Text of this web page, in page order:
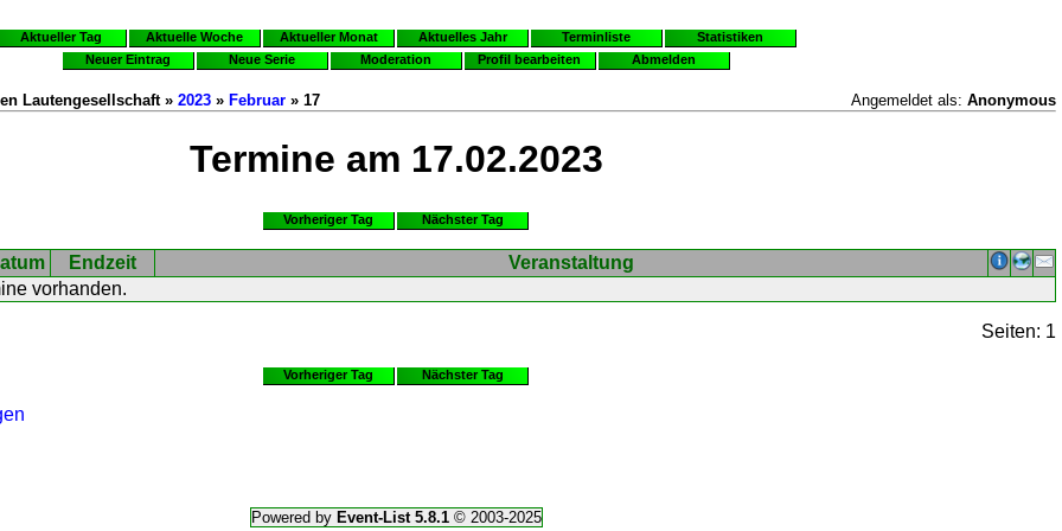
Aktueller Tag Aktuelle Woche Aktueller Monat Aktuelles Jahr Terminliste
Statistiken
Neuer Eintrag
Neue Serie Moderation Profil bearbeiten Abmelden
Lautengesellschaft » 2023 » Februar » 17 Angemeldet als: Anonymous
Termine am 17.02.2023
Vorheriger Tag Nächster Tag
Endzeit
Veranstaltung
vorhanden.
Seiten: 1
Vorheriger Tag Nächster Tag
Powered by Event-List 5.8.1© 2003-2025